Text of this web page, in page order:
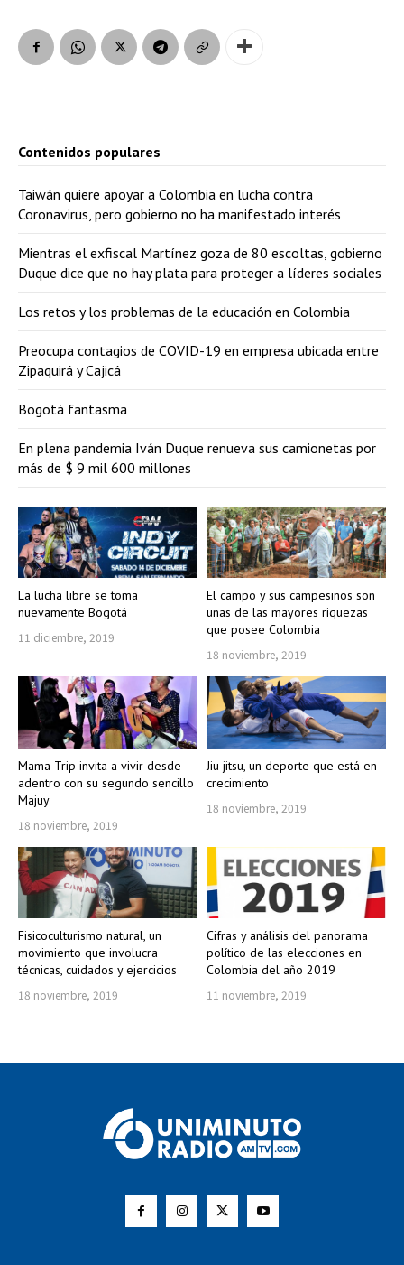
La lucha libre se toma
nuevamente Bogotá
11 diciembre, 2019
El campo y sus campesinos son
unas de las mayores riquezas
que posee Colombia
18 noviembre, 2019
Mama Trip invita a vivir desde
adentro con su segundo sencillo
Majuy
18 noviembre, 2019
Jiu jitsu, un deporte que está en
crecimiento
18 noviembre, 2019
Fisicoculturismo natural, un
movimiento que involucra
técnicas, cuidados y ejercicios
18 noviembre, 2019
Cifras y análisis del panorama
político de las elecciones en
Colombia del año 2019
11 noviembre, 2019
Contenidos populares
Taiwán quiere apoyar a Colombia en lucha contra
Coronavirus, pero gobierno no ha manifestado interés
Mientras el exfiscal Martínez goza de 80 escoltas, gobierno
Duque dice que no hay plata para proteger a líderes sociales
Los retos y los problemas de la educación en Colombia
Preocupa contagios de COVID-19 en empresa ubicada entre
Zipaquirá y Cajicá
Bogotá fantasma
En plena pandemia Iván Duque renueva sus camionetas por
más de $ 9 mil 600 millones